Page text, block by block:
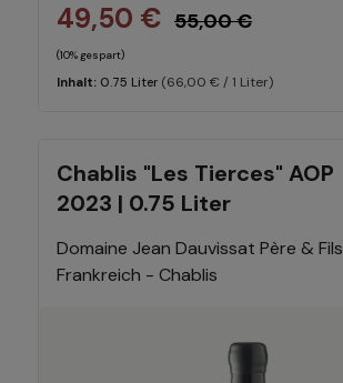
49,50 € 55,00 €
(10% gespart)
Inhalt: 0.75 Liter (66,00 € / 1 Liter)
Chablis "Les Tierces" AOP
2023 | 0.75 Liter
Domaine Jean Dauvissat Père & Fils
Frankreich - Chablis